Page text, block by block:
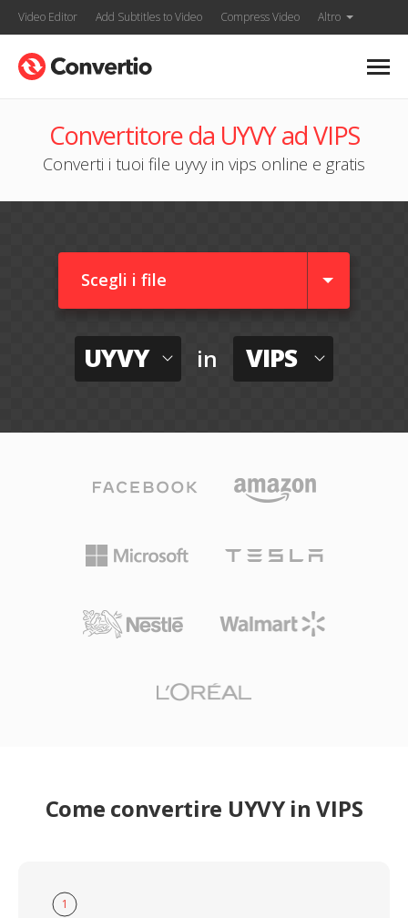
Video Editor Add Subtitles to Video Compress Video Altro
Convertitore da UYVY ad VIPS
Converti i tuoi file uyvy in vips online e gratis
Scegli i file
UYVY in VIPS
Come convertire UYVY in VIPS
1